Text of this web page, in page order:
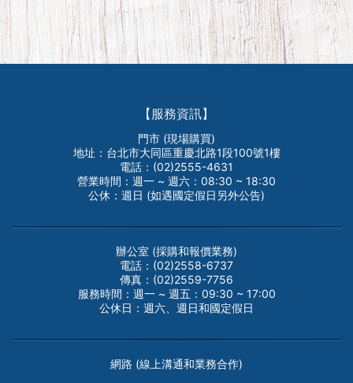
【服務資訊】
門市 (現場購買)
地址：台北市大同區重慶北路1段100號1樓
電話：(02)2555-4631
營業時間：週一 ~ 週六：08:30 ~ 18:30
公休：週日 (如遇國定假日另外公告)
辦公室 (採購和報價業務)
電話：(02)2558-6737
傳真：(02)2559-7756
服務時間：週一 ~ 週五：09:30 ~ 17:00
公休日：週六、週日和國定假日
網路 (線上溝通和業務合作)